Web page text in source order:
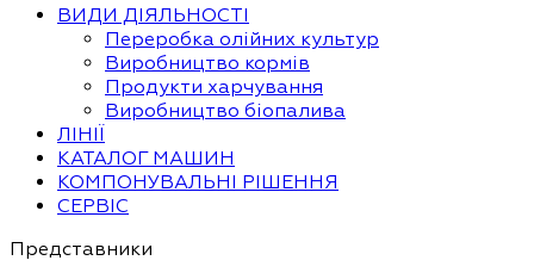
ВИДИ ДІЯЛЬНОСТІ
Переробка олійних культур
Виробництво кормів
Продукти харчування
Виробництво біопалива
ЛІНІЇ
КАТАЛОГ МАШИН
КОМПОНУВАЛЬНІ РІШЕННЯ
СЕРВІС
Представники